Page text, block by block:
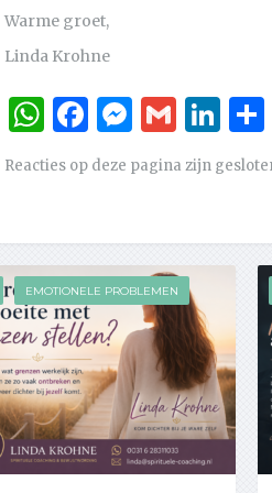
Warme groet,
Linda Krohne
WhatsApp
Facebook
Gmail
Reacties op deze pagina zijn
EMOTIONELE PROBLEMEN